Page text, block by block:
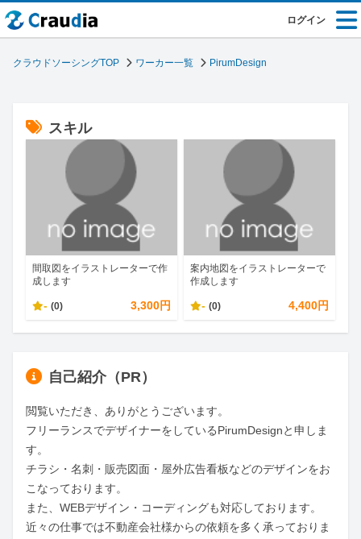
ログイン
クラウドソーシングTOP ワーカー一覧 PirumDesign
スキル
間取図をイラストレーターで作
成します
- (0) 3,300円
案内地図をイラストレーターで
作成します
- (0) 4,400円
自己紹介（PR）
閲覧いただき、ありがとうございます。
フリーランスでデザイナーをしているPirumDesignと申しま
す。
チラシ・名刺・販売図面・屋外広告看板などのデザインをお
こなっております。
また、WEBデザイン・コーディングも対応しております。
近々の仕事では不動産会社様からの依頼を多く承っておりま